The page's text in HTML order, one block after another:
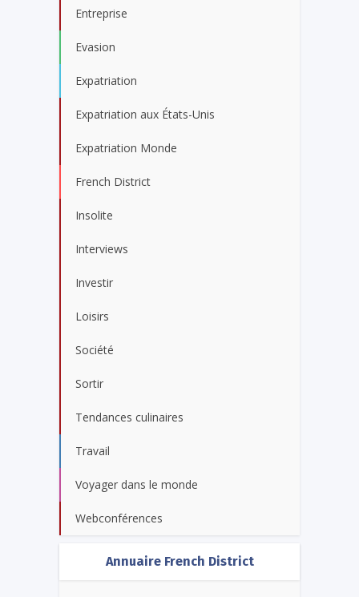
Entreprise
Evasion
Expatriation
Expatriation aux États-Unis
Expatriation Monde
French District
Insolite
Interviews
Investir
Loisirs
Société
Sortir
Tendances culinaires
Travail
Voyager dans le monde
Webconférences
Annuaire French District